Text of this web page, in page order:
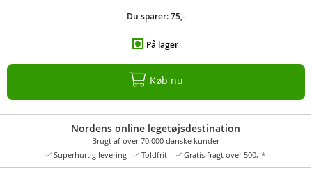
Du sparer:75,-
På lager
Køb nu
Nordens online legetøjsdestination
Brugt af over 70.000 danske kunder
Superhurtig levering
Toldfrit Gratis fragt over 500,-*